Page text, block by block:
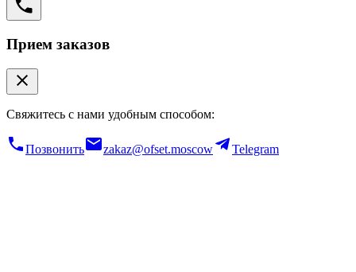
Прием заказов
Свяжитесь с нами удобным способом:
Позвонить zakaz@ofset.moscow Telegram